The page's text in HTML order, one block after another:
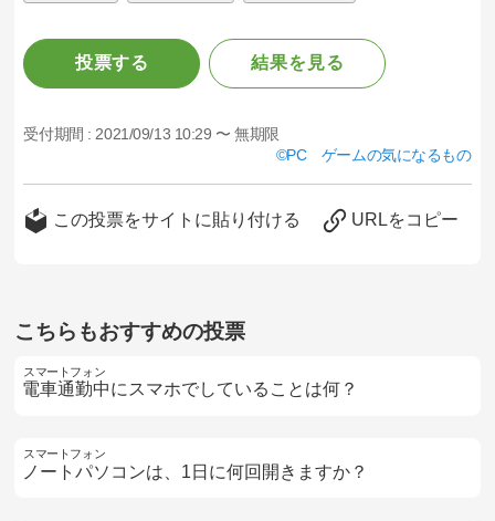
投票する 結果を見る
受付期間 : 2021/09/13 10:29 〜 無期限
PC ゲームの気になるもの
この投票をサイトに貼り付ける URLをコピー
こちらもおすすめの投票
スマートフォン
電車通勤中にスマホでしていることは何？
スマートフォン
ノートパソコンは、1日に何回開きますか？